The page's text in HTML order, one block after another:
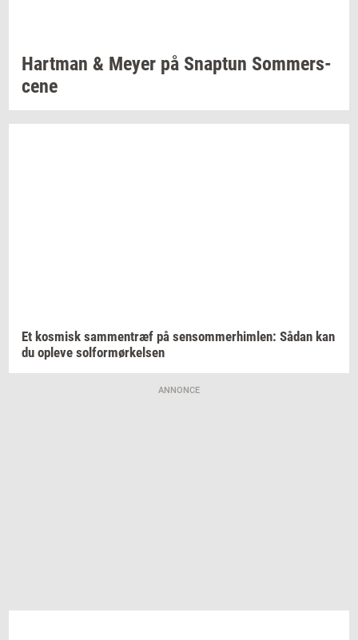
Hart­man & Meyer på Snap­tun Som­mer­s­
ce­ne
Et kos­misk sam­men­træf på sen­som­mer­him­len: Sådan kan
du op­le­ve sol­for­mør­kel­sen
ANNONCE